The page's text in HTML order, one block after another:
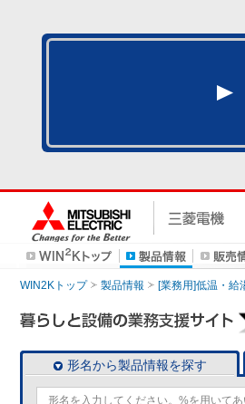
WIN2Kトップ 製品情報 [業務用]低温・給
形名から製品情報を探す